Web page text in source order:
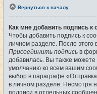
Вернуться к началу
Как мне добавить подпись
Чтобы добавить подпись к
личном разделе. После
Присоединить подпись в
добавилась. Вы также
умолчанию ко всем вашим
выбор в параграфе
в личном разделе. Несмотря
подписи в отдельных